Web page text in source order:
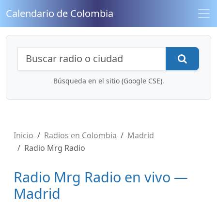
Calendario de Colombia
Búsqueda de radios y contenidos
Búsqueda en el sitio (Google CSE).
Inicio Radios en Colombia
Madrid
Radio Mrg Radio
Radio Mrg Radio en vivo —
Madrid